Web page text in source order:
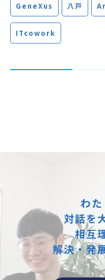
GeneXus 八戸
ITcowork
わ
対話を
相互
解決・発